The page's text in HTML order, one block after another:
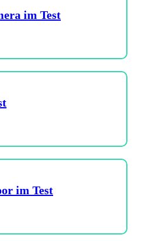
im Test
im Test